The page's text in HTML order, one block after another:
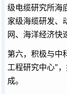
级电缆研究所海
家级海缆研发、
网、海洋经济快
第六，积极与中
工程研究中心"
成